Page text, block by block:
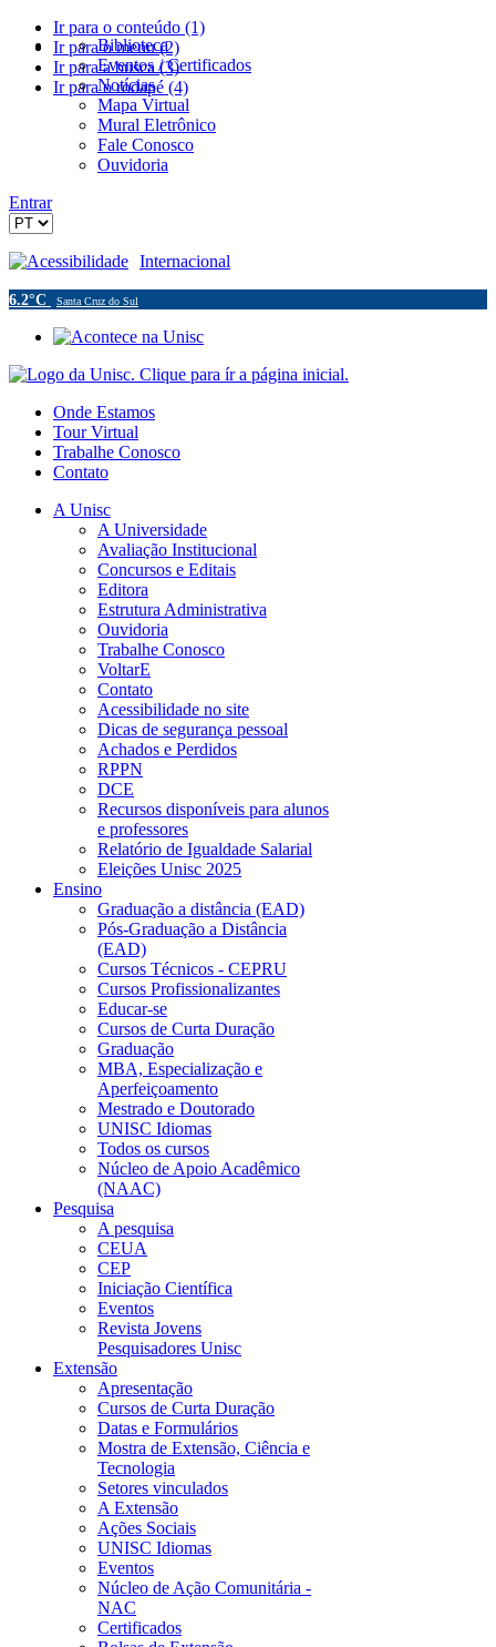
Ir para o conteúdo (1)
Ir para o menu (2)
Ir para a busca (3)
Ir para o rodapé (4)
Biblioteca
Eventos / Certificados
Notícias
Mapa Virtual
Mural Eletrônico
Fale Conosco
Ouvidoria
Entrar
Acessibilidade Internacional
6.2°C Santa Cruz do Sul
Onde Estamos
Tour Virtual
Trabalhe Conosco
Contato
A Unisc
A Universidade
Avaliação Institucional
Concursos e Editais
Editora
Estrutura Administrativa
Ouvidoria
Trabalhe Conosco
VoltarE
Contato
Acessibilidade no site
Dicas de segurança pessoal
Achados e Perdidos
RPPN
DCE
Recursos disponíveis para alunos
e professores
Relatório de Igualdade Salarial
Eleições Unisc 2025
Ensino
Graduação a distância (EAD)
Pós-Graduação a Distância
(EAD)
Cursos Técnicos - CEPRU
Cursos Profissionalizantes
Educar-se
Cursos de Curta Duração
Graduação
MBA, Especialização e
Aperfeiçoamento
Mestrado e Doutorado
UNISC Idiomas
Todos os cursos
Núcleo de Apoio Acadêmico
(NAAC)
Pesquisa
A pesquisa
CEUA
CEP
Iniciação Científica
Eventos
Revista Jovens
Pesquisadores Unisc
Extensão
Apresentação
Cursos de Curta Duração
Datas e Formulários
Mostra de Extensão, Ciência e
Tecnologia
Setores vinculados
A Extensão
Ações Sociais
UNISC Idiomas
Eventos
Núcleo de Ação Comunitária -
NAC
Certificados